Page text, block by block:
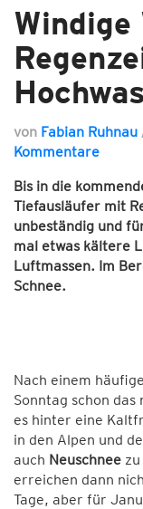
Windige
von Fabian Ruhnau
Kommentare
Bis in die
Tiefausläufer mit
unbeständig und
mal etwas kältere
Luftmassen. Im
Schnee.
Nach einem
Sonntag schon
es hinter eine
in den Alpen und
auch Neuschnee
erreichen dann
Tage, aber für